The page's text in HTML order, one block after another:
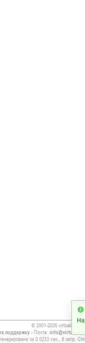
© 2001-2026
- Почта:
за 0.0233 сек., 8 запр.